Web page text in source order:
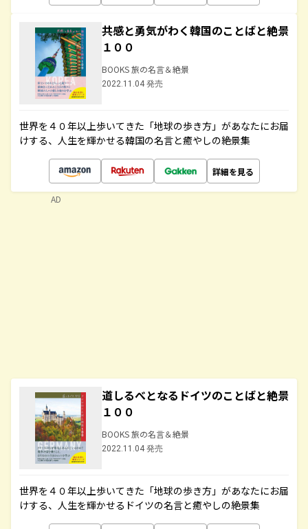
共感と勇気がわく韓国のことばと絶景
１００
BOOKS 旅の名言＆絶景
2022.11.04 発売
世界を４０年以上歩いてきた「地球の歩き方」があなたにお届
けする、人生を輝かせる韓国の名言と癒やしの絶景集
詳細を見る
道しるべとなるドイツのことばと絶景
１００
BOOKS 旅の名言＆絶景
2022.11.04 発売
世界を４０年以上歩いてきた「地球の歩き方」があなたにお届
けする、人生を輝かせるドイツの名言と癒やしの絶景集
AD